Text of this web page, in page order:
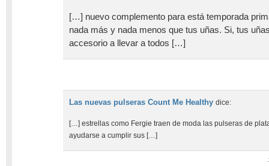
[…] nuevo complemento para está temporada
nada más y nada menos que tus uñas. Si, tus
accesorio a llevar a todos […]
Las nuevas pulseras Count Me Healthy dice:
[…] estrellas como Fergie traen de moda las pulseras de
ayudarse a cumplir sus […]